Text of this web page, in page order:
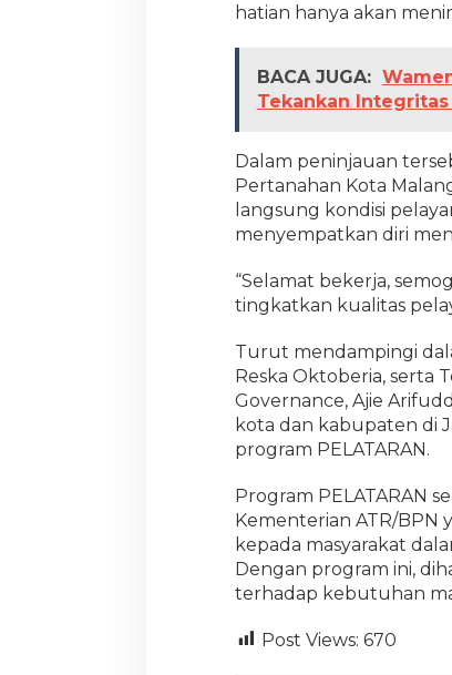
hatian hanya akan
BACA JUGA:
Tekankan
Dalam peninjauan
Pertanahan Kota
langsung kondisi
menyempatkan diri
“Selamat bekerja,
tingkatkan kualitas
Turut mendampingi
Reska Oktoberia, serta
Governance, Ajie
kota dan kabupaten di
program PELATARAN.
Program PELATARAN
Kementerian ATR/
kepada masyarakat
Dengan program ini,
terhadap kebutuhan
Post Views: 670